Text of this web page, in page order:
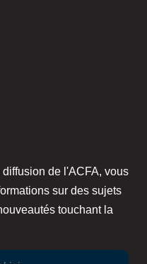
de l'ACFA, vous
sur des sujets
touchant la